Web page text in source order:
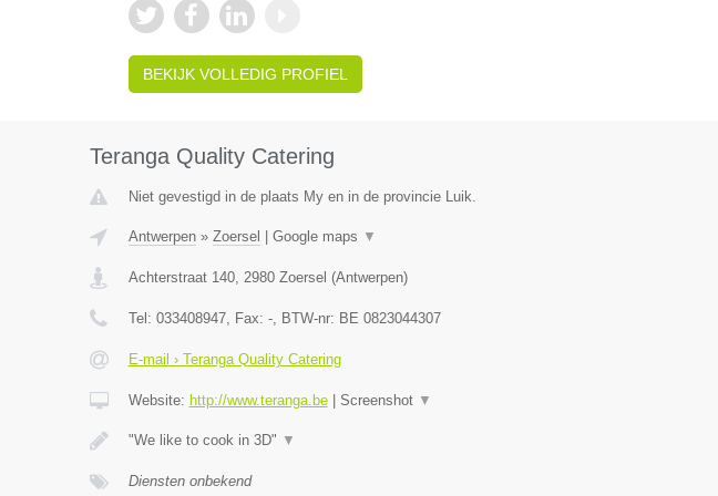
BEKIJK VOLLEDIG PROFIEL
Teranga Quality Catering
Niet gevestigd in de plaats My en in de provincie Luik.
Antwerpen» Zoersel Google maps ▼
Achterstraat 140, 2980 Zoersel (Antwerpen)
Tel: 033408947, Fax: -, BTW-nr: BE 0823044307
E-mail › Teranga Quality Catering
Website: http://www.teranga.be| Screenshot ▼
"We like to cook in 3D" ▼
Diensten onbekend